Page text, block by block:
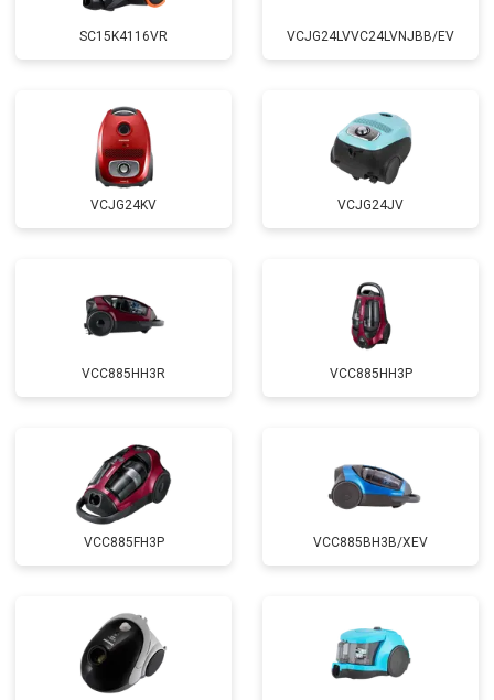
SC15K4116VR VCJG24LVVC24LVNJBB/EV
VCJG24KV VCJG24JV
VCC885HH3R VCC885HH3P
VCC885FH3P VCC885BH3B/XEV